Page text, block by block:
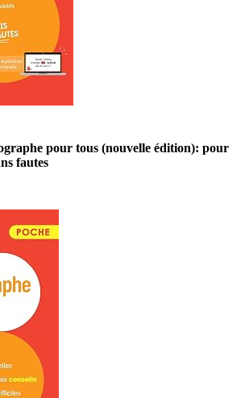
pour tous (nouvelle édition): pour
fautes